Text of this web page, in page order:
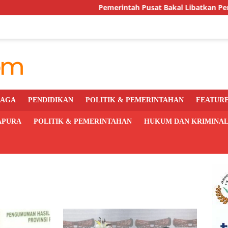
Pemerintah Pusat Bakal Libatkan Pemda Awasi
PENDIDIKAN POLITIK & PEMERINTAHAN
POLITIK & PEMERINTAHAN HUKUM DAN KRIMINAL